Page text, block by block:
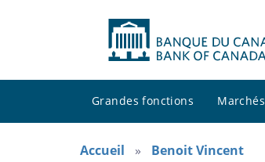
Grandes fonctions Marchés
Accueil Benoit Vincent